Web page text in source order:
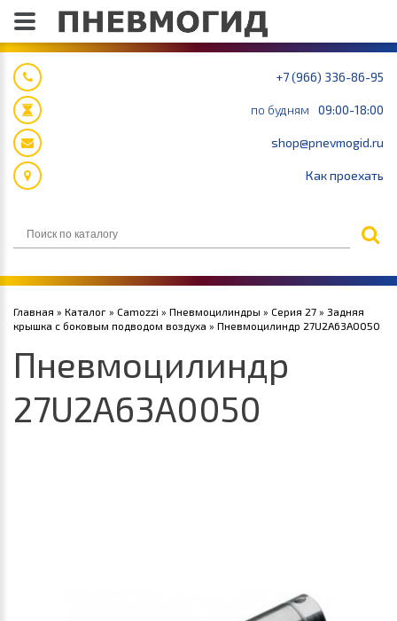
+7 (966) 336-86-95
по будням 09:00-18:00
shop@pnevmogid.ru
Как проехать
Главная » Каталог » Camozzi » Пневмоцилиндры » Серия 27 » Задняя
крышка с боковым подводом воздуха » Пневмоцилиндр 27U2A63A0050
Пневмоцилиндр
27U2A63A0050